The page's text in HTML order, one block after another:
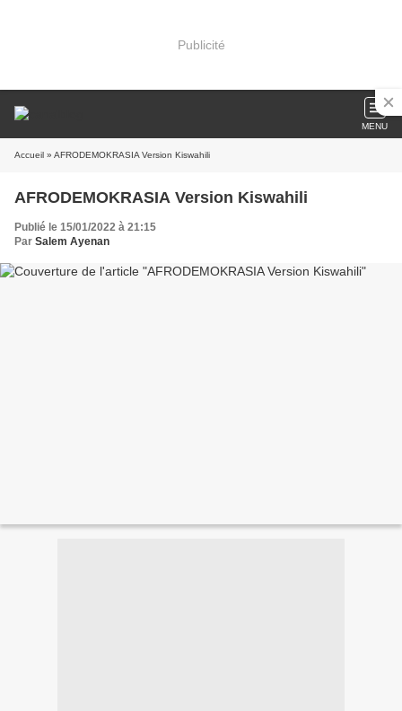
Publicité
MENU
Accueil » AFRODEMOKRASIA Version Kiswahili
AFRODEMOKRASIA Version Kiswahili
Publié le 15/01/2022 à 21:15
Par Salem Ayenan